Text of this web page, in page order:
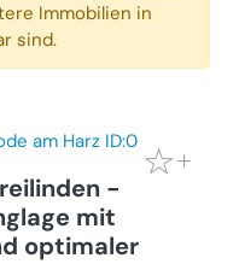
Immobilien in
sind.
-
mit
optimaler